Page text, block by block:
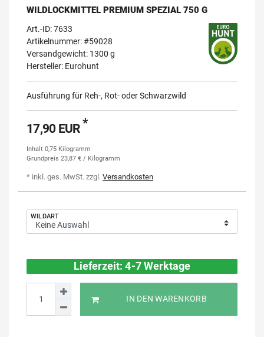
WILDLOCKMITTEL PREMIUM SPEZIAL 750 G
Art.-ID:7633
Artikelnummer: #59028
Versandgewicht: 1300 g
Hersteller: Eurohunt
Ausführung für Reh-, Rot- oder Schwarzwild
17,90 EUR*
Inhalt 0,75 Kilogramm
Grundpreis 23,87 € / Kilogramm
* inkl. ges. MwSt. zzgl. Versandkosten
WILDART
Lieferzeit: 4-7 Werktage
IN DEN WARENKORB